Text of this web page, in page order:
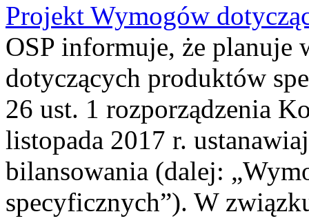
Projekt Wymogów
OSP informuje, że planuje
dotyczących produktów
26 ust. 1 rozporządzenia
listopada 2017 r.
bilansowania (dalej:
specyficznych”). W